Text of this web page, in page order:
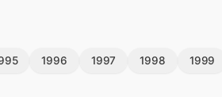
1996 1997 1998 1999